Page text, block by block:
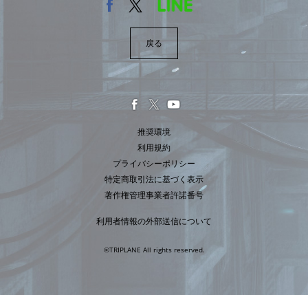
戻る
推奨環境
利用規約
プライバシーポリシー
特定商取引法に基づく表示
著作権管理事業者許諾番号
利用者情報の外部送信について
©TRIPLANE All rights reserved.